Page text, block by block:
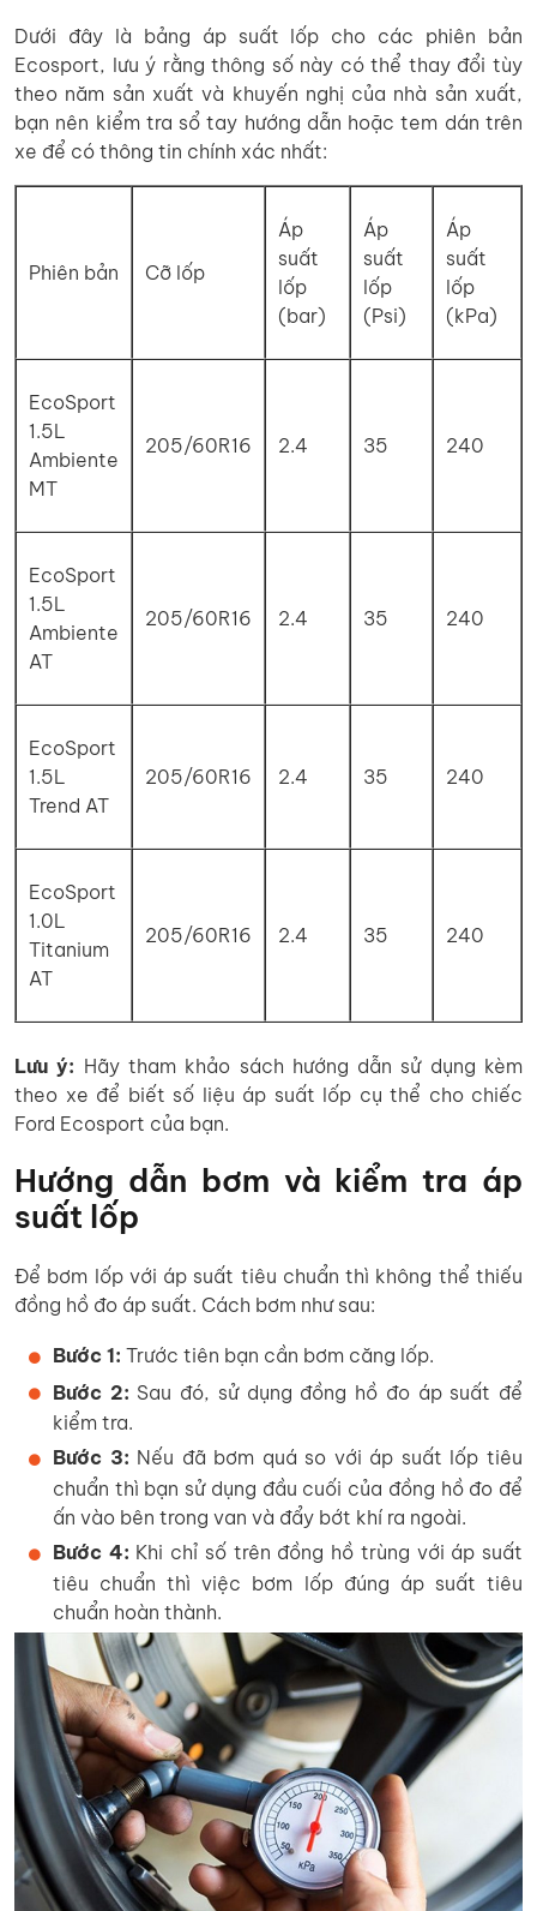
Dưới đây là bảng áp suất lốp cho các phiên bản
Ecosport, lưu ý rằng thông số này có thể thay đổi tùy
theo năm sản xuất và khuyến nghị của nhà sản xuất,
bạn nên kiểm tra sổ tay hướng dẫn hoặc tem dán trên
xe để có thông tin chính xác nhất:
Phiên bản Cỡ lốp
Áp
suất
lốp
(bar)
Áp
suất
lốp
(Psi)
Áp
suất
lốp
(kPa)
EcoSport
1.5L
Ambiente
MT
205/60R16 2.4 35 240
EcoSport
1.5L
Ambiente
AT
205/60R16 2.4 35 240
EcoSport
1.5L
Trend AT
205/60R16 2.4 35 240
EcoSport
1.0L
Titanium
AT
205/60R16 2.4 35 240
Lưu ý: Hãy tham khảo sách hướng dẫn sử dụng kèm
theo xe để biết số liệu áp suất lốp cụ thể cho chiếc
Ford Ecosport của bạn.
Hướng dẫn bơm và kiểm tra áp
suất lốp
Để bơm lốp với áp suất tiêu chuẩn thì không thể thiếu
đồng hồ đo áp suất. Cách bơm như sau:
Bước 1: Trước tiên bạn cần bơm căng lốp.
Bước 2: Sau đó, sử dụng đồng hồ đo áp suất để
kiểm tra.
Bước 3: Nếu đã bơm quá so với áp suất lốp tiêu
chuẩn thì bạn sử dụng đầu cuối của đồng hồ đo để
ấn vào bên trong van và đẩy bớt khí ra ngoài.
Bước 4: Khi chỉ số trên đồng hồ trùng với áp suất
tiêu chuẩn thì việc bơm lốp đúng áp suất tiêu
chuẩn hoàn thành.